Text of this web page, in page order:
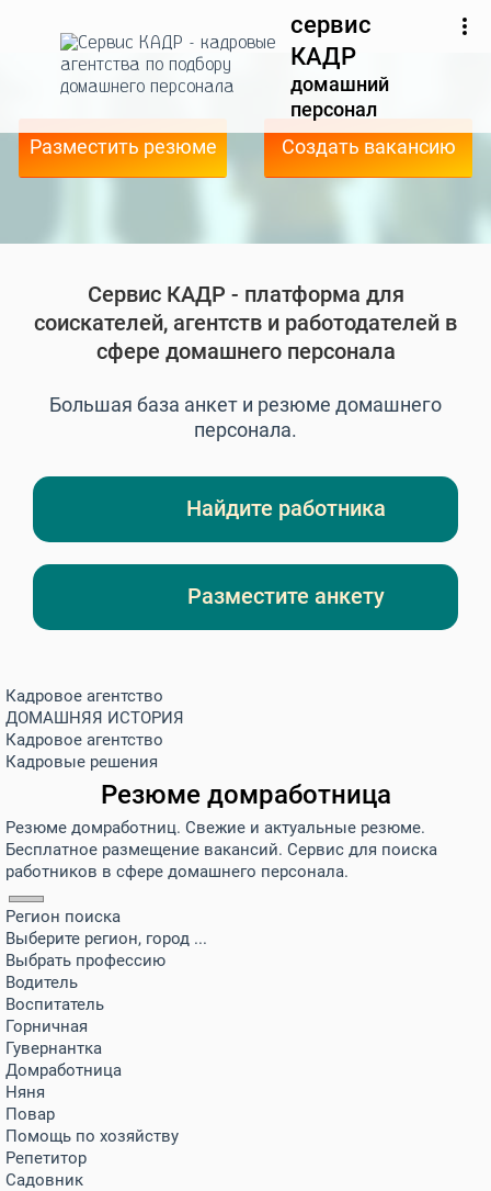
сервис
КАДР
домашний
персонал
Разместить резюме
Создать вакансию
Сервис КАДР - платформа для
соискателей, агентств и работодателей в
сфере домашнего персонала
Большая база анкет и резюме домашнего
персонала.
Найдите работника
Разместите анкету
Кадровое агентство
ДОМАШНЯЯ ИСТОРИЯ
Кадровое агентство
Кадровые решения
Резюме домработница
Резюме домработниц. Свежие и актуальные резюме.
Бесплатное размещение вакансий. Сервис для поиска
работников в сфере домашнего персонала.
Регион поиска
Выберите регион, город ...
Выбрать профессию
Водитель
Воспитатель
Горничная
Гувернантка
Домработница
Няня
Повар
Помощь по хозяйству
Репетитор
Садовник